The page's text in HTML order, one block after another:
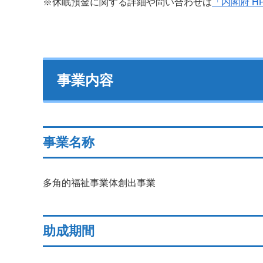
※休眠預金に関する詳細や問い合わせは 「内閣府
事業内容
事業名称
多角的福祉事業体創出事業
助成期間